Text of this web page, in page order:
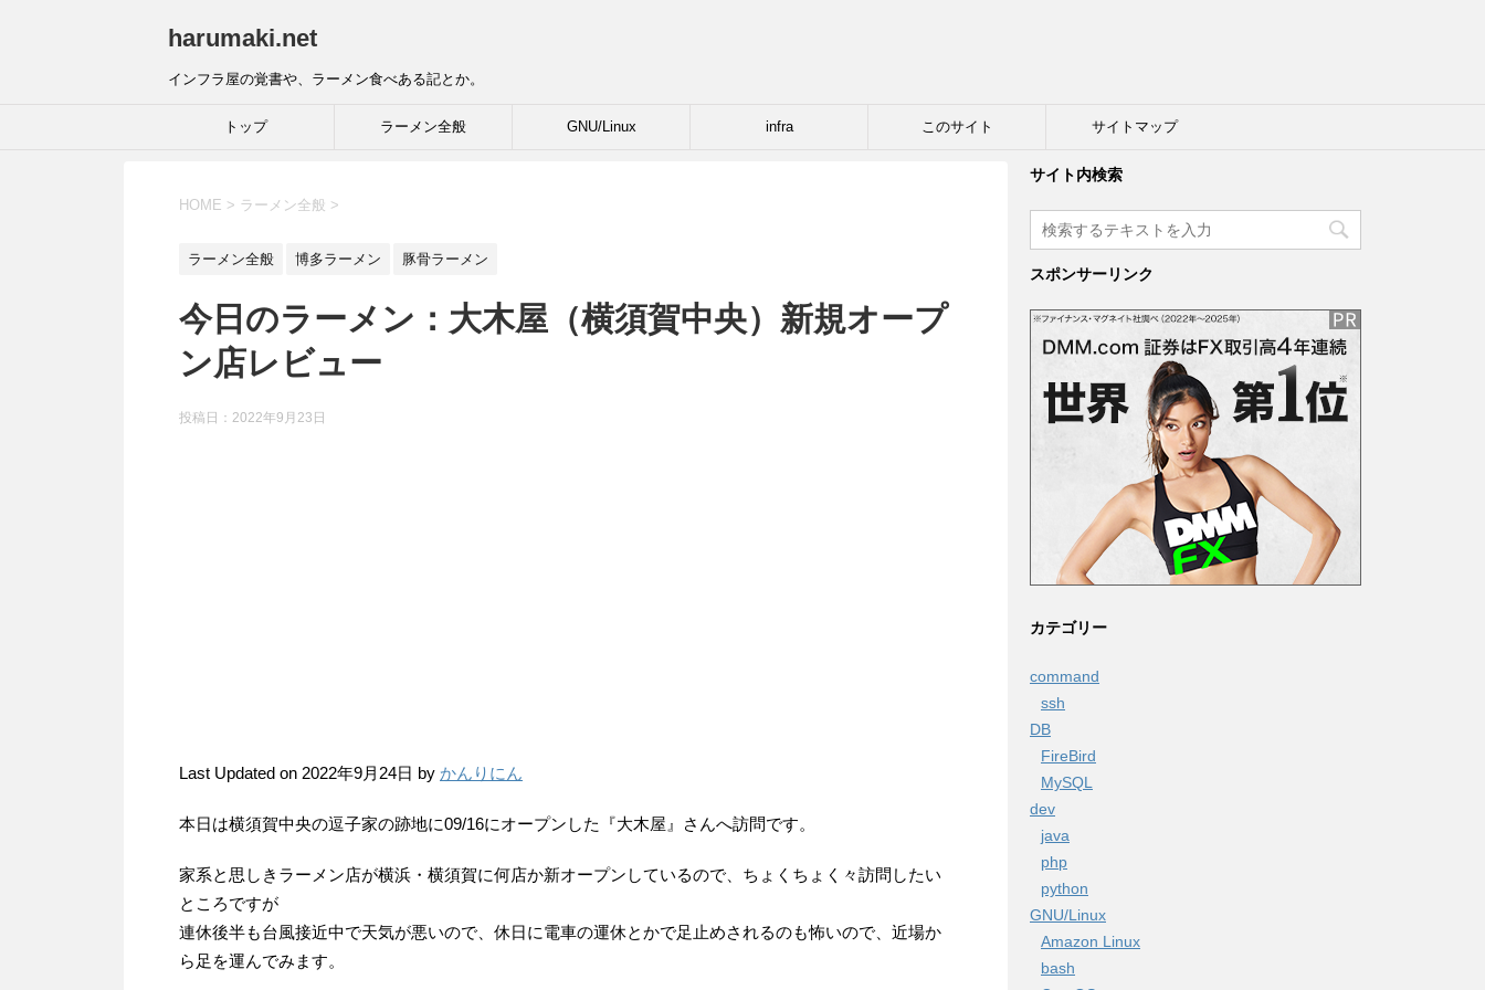
harumaki.net
インフラ屋の覚書や、ラーメン食べある記とか。
トップ ラーメン全般 GNU/Linux infra このサイト サイトマップ
HOME > ラーメン全般 >
ラーメン全般 博多ラーメン 豚骨ラーメン
今日のラーメン：大木屋（横須賀中央）新規オープ
ン店レビュー
投稿日：2022年9月23日
Last Updated on 2022年9月24日 by かんりにん
本日は横須賀中央の逗子家の跡地に09/16にオープンした『大木屋』さんへ訪問です。
家系と思しきラーメン店が横浜・横須賀に何店か新オープンしているので、ちょくちょく々訪問したい
ところですが
連休後半も台風接近中で天気が悪いので、休日に電車の運休とかで足止めされるのも怖いので、近場か
ら足を運んでみます。
サイト内検索
スポンサーリンク
カテゴリー
command
ssh
DB
FireBird
MySQL
dev
java
php
python
GNU/Linux
Amazon Linux
bash